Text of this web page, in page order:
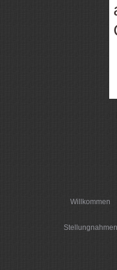
Willkommen